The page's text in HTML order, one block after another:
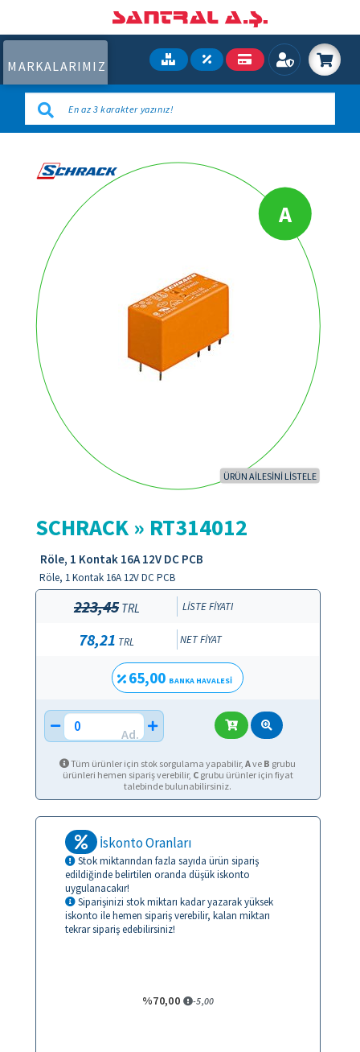
MARKALARIMIZ
A
ÜRÜN AİLESİNİ LİSTELE
SCHRACK » RT314012
Röle, 1 Kontak 16A 12V DC PCB
Röle, 1 Kontak 16A 12V DC PCB
223,45 TRL LİSTE FİYATI
78,21 TRL NET FİYAT
65,00 BANKA HAVALESİ
Ad.
Tüm ürünler için stok sorgulama yapabilir,Ave B grubu
ürünleri hemen sipariş verebilir, Cgrubu ürünler için fiyat
talebinde bulunabilirsiniz.
İskonto Oranları
Stok miktarından fazla sayıda ürün sipariş
edildiğinde belirtilen oranda düşük iskonto
uygulanacakır!
Siparişinizi stok miktarı kadar yazarak yüksek
iskonto ile hemen sipariş verebilir, kalan miktarı
tekrar sipariş edebilirsiniz!
%70,00 -5,00